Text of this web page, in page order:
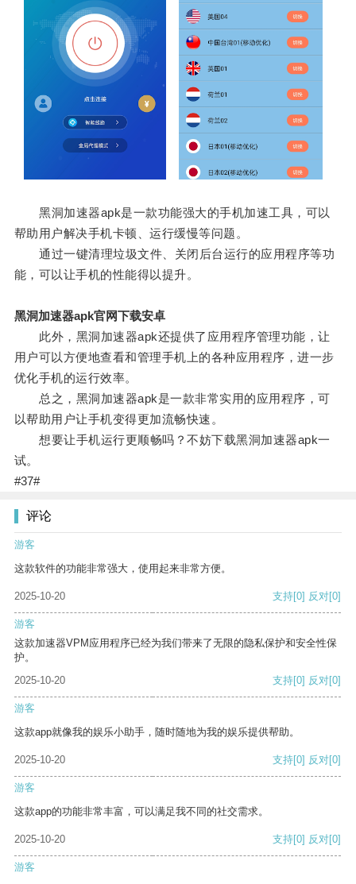
黑洞加速器apk是一款功能强大的手机加速工具，可以
帮助用户解决手机卡顿、运行缓慢等问题。
通过一键清理垃圾文件、关闭后台运行的应用程序等功
能，可以让手机的性能得以提升。
黑洞加速器apk官网下载安卓
此外，黑洞加速器apk还提供了应用程序管理功能，让
用户可以方便地查看和管理手机上的各种应用程序，进一步
优化手机的运行效率。
总之，黑洞加速器apk是一款非常实用的应用程序，可
以帮助用户让手机变得更加流畅快速。
想要让手机运行更顺畅吗？不妨下载黑洞加速器apk一
试。
#37#
评论
游客
这款软件的功能非常强大，使用起来非常方便。
2025-10-20 支持[0] 反对[0]
游客
这款加速器VPM应用程序已经为我们带来了无限的隐私保护和安全性保
护。
2025-10-20
支持[0] 反对[0]
游客
这款app就像我的娱乐小助手，随时随地为我的娱乐提供帮助。
2025-10-20 支持[0] 反对[0]
游客
这款app的功能非常丰富，可以满足我不同的社交需求。
2025-10-20 支持[0] 反对[0]
游客